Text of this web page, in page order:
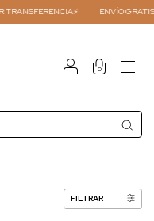
TRANSFERENCIA⚡ ENVÍO GRATIS
0
FILTRAR